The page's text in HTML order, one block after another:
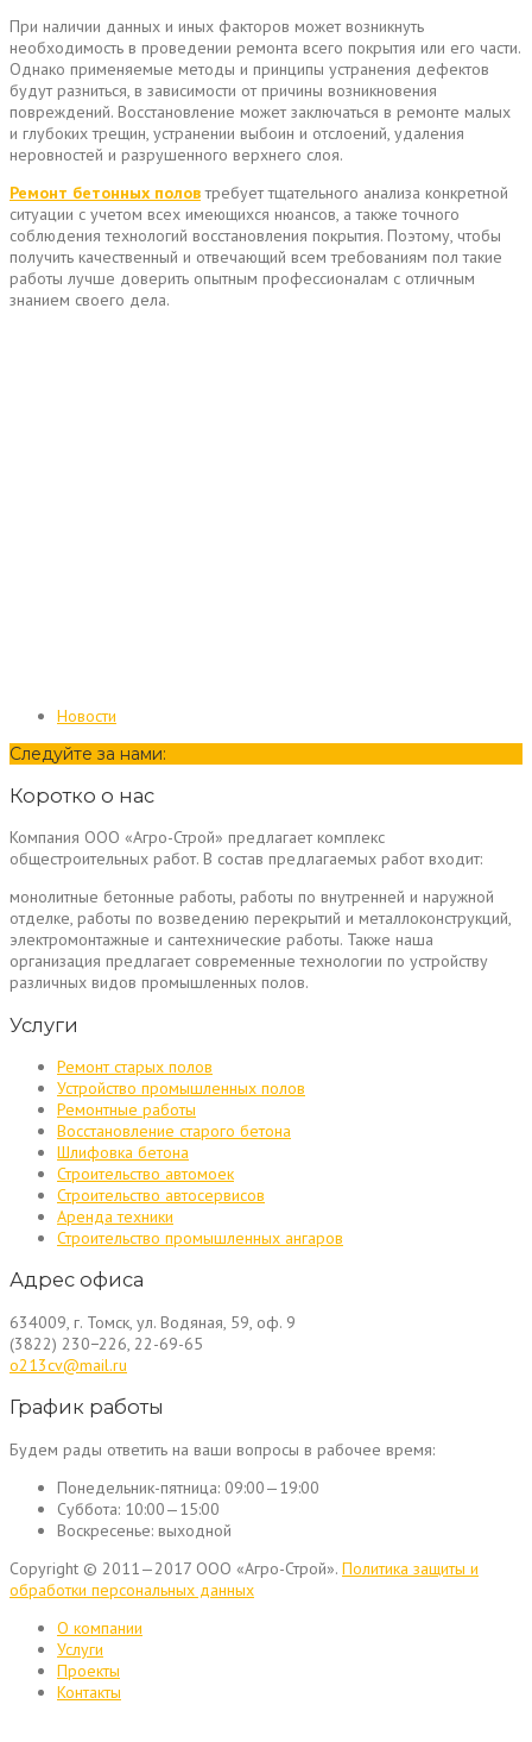
При наличии данных и иных факторов может возникнуть
необходимость в проведении ремонта всего покрытия или его части.
Однако применяемые методы и принципы устранения дефектов
будут разниться, в зависимости от причины возникновения
повреждений. Восстановление может заключаться в ремонте малых
и глубоких трещин, устранении выбоин и отслоений, удаления
неровностей и разрушенного верхнего слоя.
Ремонт бетонных половтребует тщательного анализа конкретной
ситуации с учетом всех имеющихся нюансов, а также точного
соблюдения технологий восстановления покрытия. Поэтому, чтобы
получить качественный и отвечающий всем требованиям пол такие
работы лучше доверить опытным профессионалам с отличным
знанием своего дела.
Новости
Следуйте за нами:
Коротко о нас
Компания ООО «Агро-Строй» предлагает комплекс
общестроительных работ. В состав предлагаемых работ входит:
монолитные бетонные работы, работы по внутренней и наружной
отделке, работы по возведению перекрытий и металлоконструкций,
электромонтажные и сантехнические работы. Также наша
организация предлагает современные технологии по устройству
различных видов промышленных полов.
Услуги
Ремонт старых полов
Устройство промышленных полов
Ремонтные работы
Восстановление старого бетона
Шлифовка бетона
Строительство автомоек
Строительство автосервисов
Аренда техники
Строительство промышленных ангаров
Адрес офиса
634009, г. Томск, ул. Водяная, 59, оф. 9
(3822) 230−226, 22-69-65
o213cv@mail.ru
График работы
Будем рады ответить на ваши вопросы в рабочее время:
Понедельник-пятница: 09:00—19:00
Суббота: 10:00—15:00
Воскресенье: выходной
Copyright © 2011—2017 ООО «Агро-Строй». Политика защиты и
обработки персональных данных
О компании
Услуги
Проекты
Контакты